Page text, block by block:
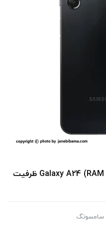
گوشی موبایل سامسونگ مدل Galaxy A24 (RAM 4) ظرفیت
سامسونگ